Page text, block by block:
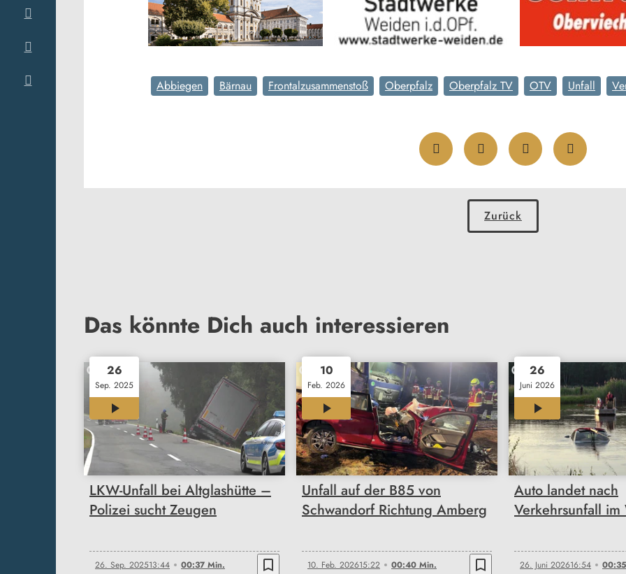
Abbiegen Bärnau Frontalzusammenstoß Oberpfalz Oberpfalz TV OTV Unfall
Zurück
Das könnte Dich auch interessieren
26
Sep. 2025
00:37
LKW-Unfall bei Altglashütte –
Polizei sucht Zeugen
26. Sep. 202513:44 00:37 Min. bookmark_border
10
Feb. 2026
00:40
Unfall auf der B85 von
Schwandorf Richtung Amberg
10. Feb. 202615:22 00:40 Min. bookmark_border
26
Juni 2026
00:35
Auto landet nach
Verkehrsunfall im
26. Juni 202616:54